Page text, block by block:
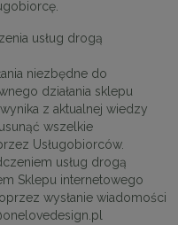
usług drogą
niezbędne do
działania sklepu
z aktualnej wiedzy
wszelkie
Usługobiorców.
usług drogą
Sklepu internetowego
wysłanie wiadomości